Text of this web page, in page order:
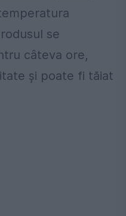
se
câteva ore,
și poate fi tăiat